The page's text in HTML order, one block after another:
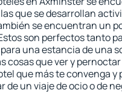
que se desarrollan
se encuentran un
son perfectos tanto
una estancia de una
cosas que ver y
que más te convenga
de un viaje de ocio o de